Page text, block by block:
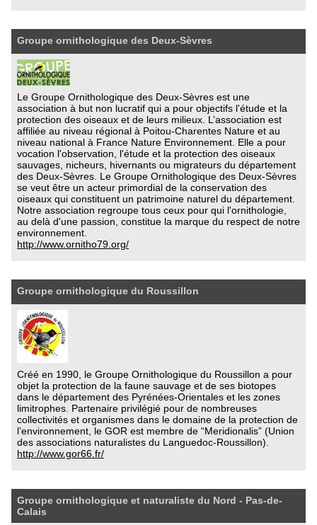
Groupe ornithologique des Deux-Sèvres
Le Groupe Ornithologique des Deux-Sèvres est une
association à but non lucratif qui a pour objectifs l'étude et la
protection des oiseaux et de leurs milieux. L’association est
affiliée au niveau régional à Poitou-Charentes Nature et au
niveau national à France Nature Environnement. Elle a pour
vocation l'observation, l'étude et la protection des oiseaux
sauvages, nicheurs, hivernants ou migrateurs du département
des Deux-Sèvres. Le Groupe Ornithologique des Deux-Sèvres
se veut être un acteur primordial de la conservation des
oiseaux qui constituent un patrimoine naturel du département.
Notre association regroupe tous ceux pour qui l'ornithologie,
au delà d'une passion, constitue la marque du respect de notre
environnement.
http://www.ornitho79.org/
Groupe ornithologique du Roussillon
Créé en 1990, le Groupe Ornithologique du Roussillon a pour
objet la protection de la faune sauvage et de ses biotopes
dans le département des Pyrénées-Orientales et les zones
limitrophes. Partenaire privilégié pour de nombreuses
collectivités et organismes dans le domaine de la protection de
l’environnement, le GOR est membre de “Meridionalis” (Union
des associations naturalistes du Languedoc-Roussillon).
http://www.gor66.fr/
Groupe ornithologique et naturaliste du Nord - Pas-de-
Calais